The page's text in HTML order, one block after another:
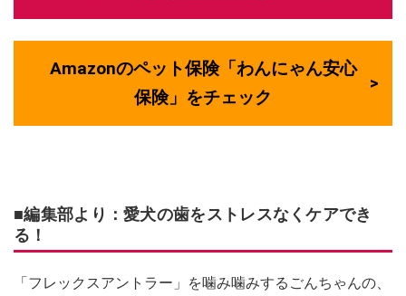
Amazonのペット保険「わんにゃん安心
保険」をチェック
■編集部より：愛犬の歯をストレスなくケアでき
る！
「フレックスアントラー」を噛み噛みするごんちゃんの、